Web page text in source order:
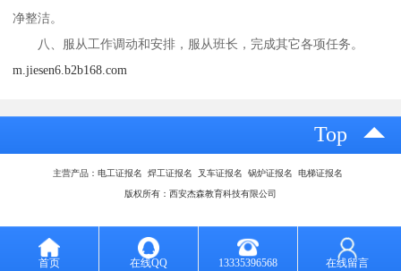
净整洁。
八、服从工作调动和安排，服从班长，完成其它各项任务。
m.jiesen6.b2b168.com
Top
主营产品：电工证报名 焊工证报名 叉车证报名 锅炉证报名 电梯证报名
版权所有：西安杰森教育科技有限公司
首页 在线QQ 13335396568 在线留言